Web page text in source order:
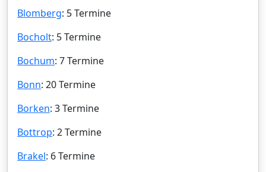
Blomberg: 5 Termine
Bocholt: 5 Termine
Bochum: 7 Termine
Bonn: 20 Termine
Borken: 3 Termine
Bottrop: 2 Termine
Brakel: 6 Termine